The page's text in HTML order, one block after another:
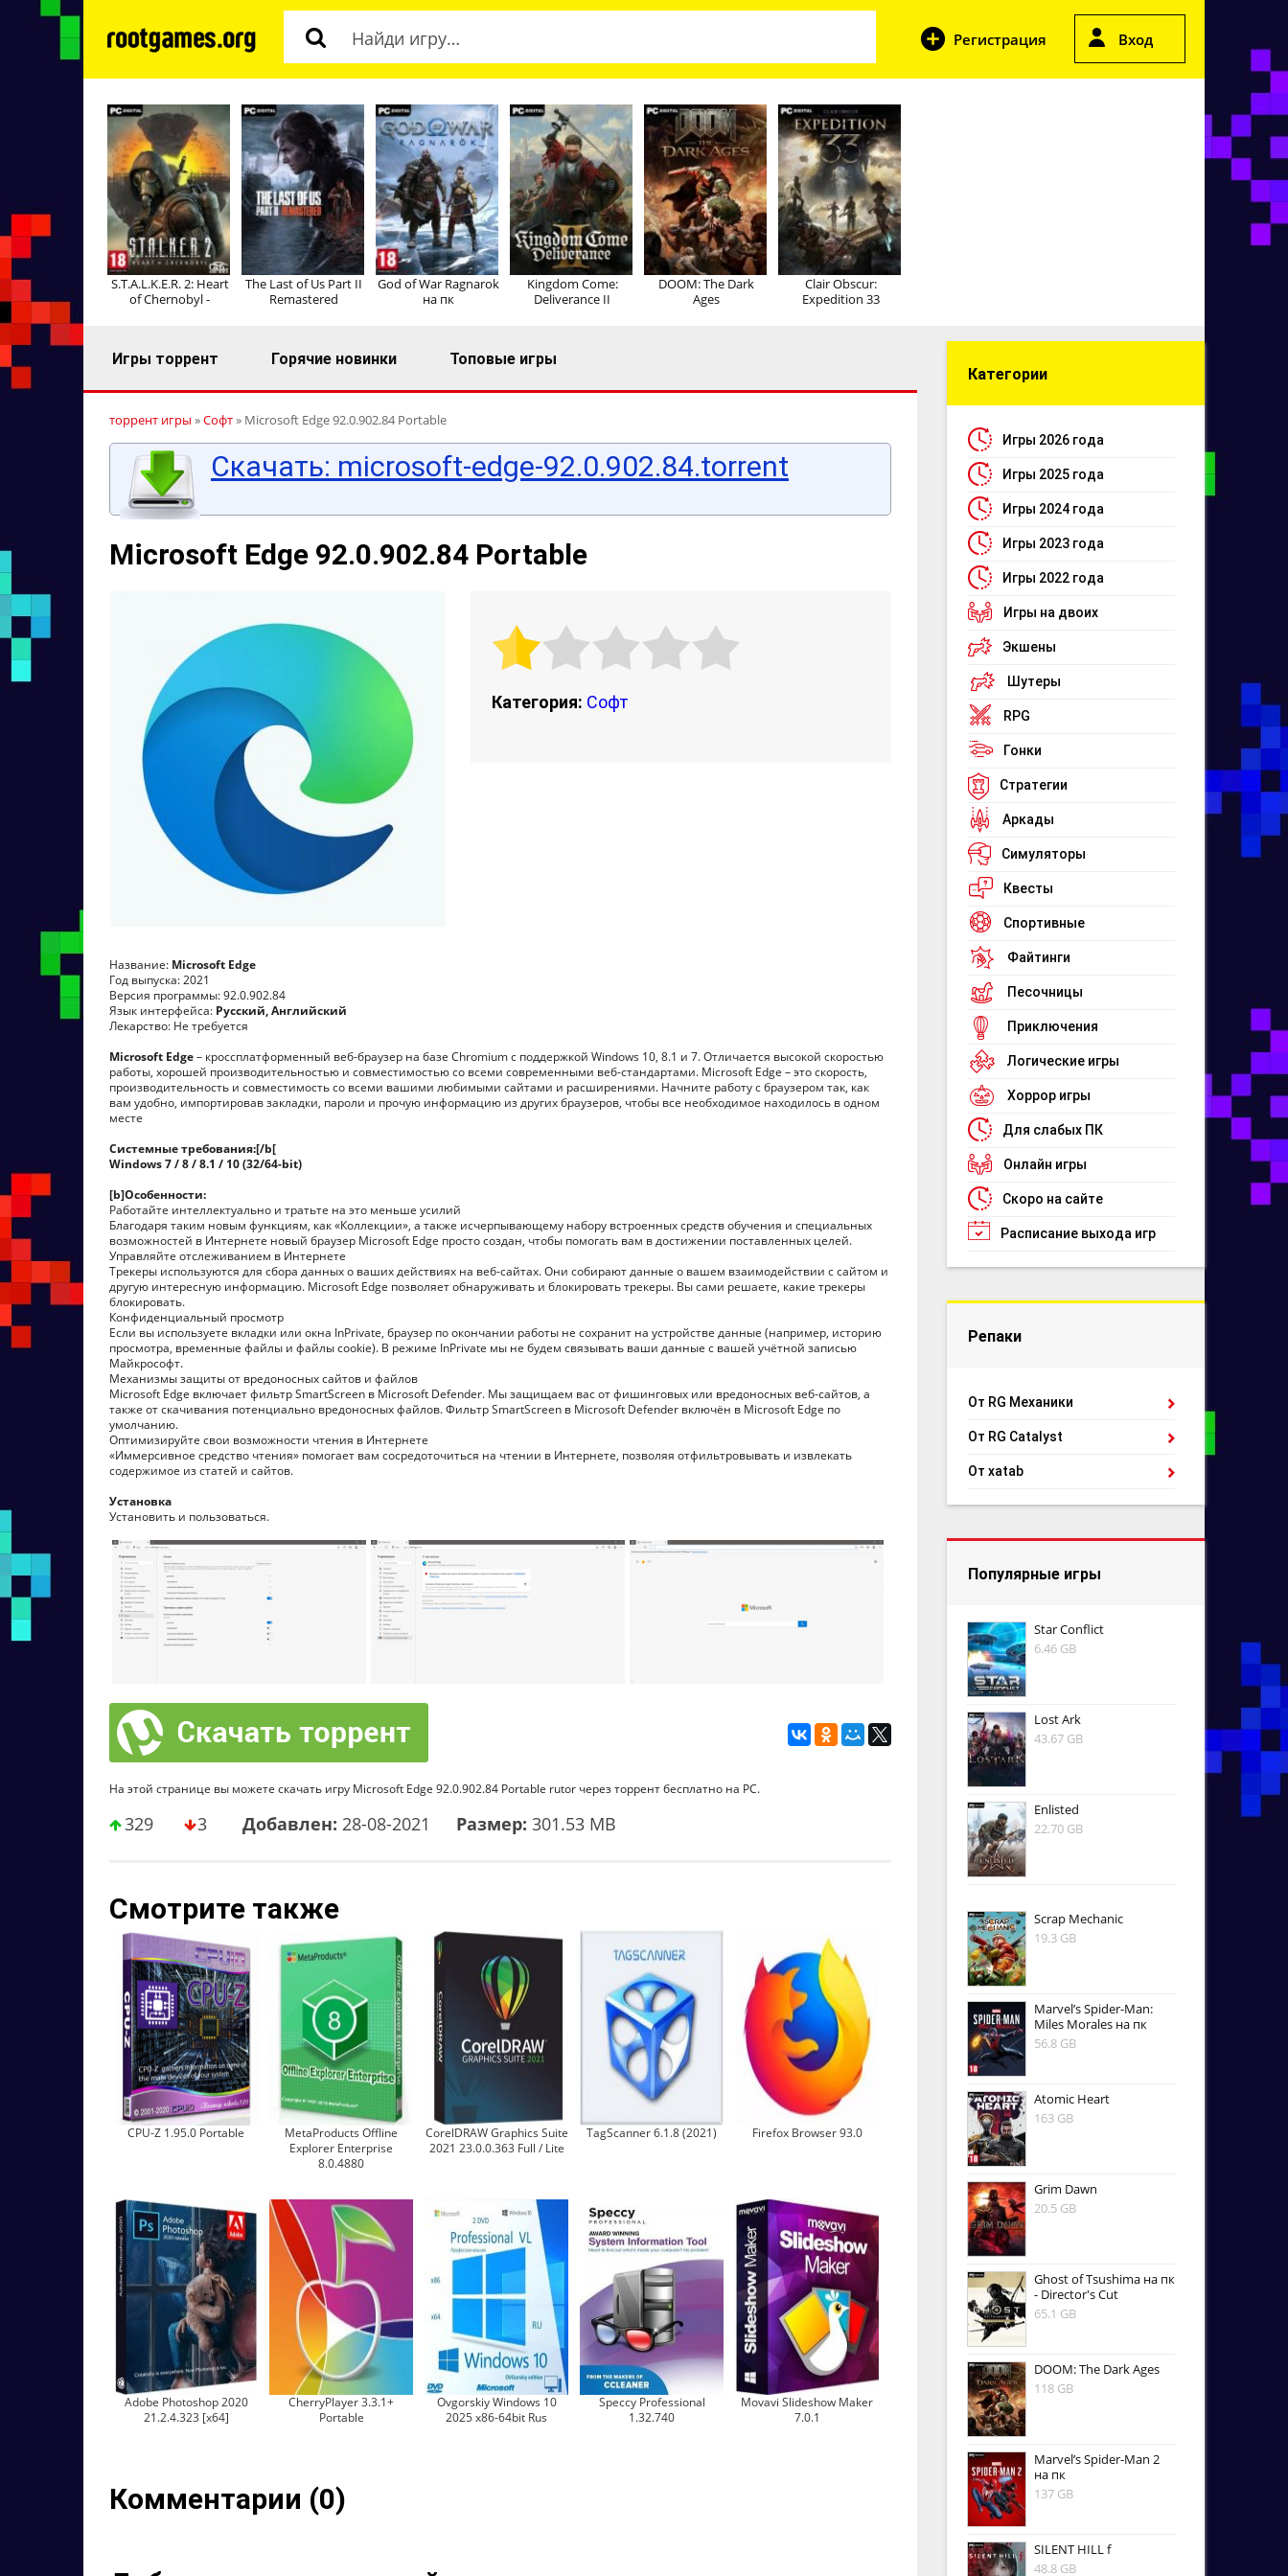
Регистрация Вход
S.T.A.L.K.E.R. 2: Heart
of Chernobyl -
The Last of Us Part II
Remastered
God of War Ragnarok
на пк
Kingdom Come:
Deliverance II
DOOM: The Dark
Ages
Clair Obscur:
Expedition 33
Игры торрент Горячие новинки Топовые игры
торрент игры »Софт» Microsoft Edge 92.0.902.84 Portable
Скачать: microsoft-edge-92.0.902.84.torrent
Microsoft Edge 92.0.902.84 Portable
Категория: Софт
Название: Microsoft Edge
Год выпуска: 2021
Версия программы: 92.0.902.84
Язык интерфейса: Русский, Английский
Лекарство: Не требуется
Microsoft Edge– кроссплатформенный веб-браузер на базе Chromium с поддержкой Windows 10, 8.1 и 7. Отличается высокой скоростью
работы, хорошей производительностью и совместимостью со всеми современными веб-стандартами. Microsoft Edge – это скорость,
производительность и совместимость со всеми вашими любимыми сайтами и расширениями. Начните работу с браузером так, как
вам удобно, импортировав закладки, пароли и прочую информацию из других браузеров, чтобы все необходимое находилось в одном
месте
Системные требования:[/b[
Windows 7 / 8 / 8.1 / 10 (32/64-bit)
[b]Особенности:
Работайте интеллектуально и тратьте на это меньше усилий
Благодаря таким новым функциям, как «Коллекции», а также исчерпывающему набору встроенных средств обучения и специальных
возможностей в Интернете новый браузер Microsoft Edge просто создан, чтобы помогать вам в достижении поставленных целей.
Управляйте отслеживанием в Интернете
Трекеры используются для сбора данных о ваших действиях на веб-сайтах. Они собирают данные о вашем взаимодействии с сайтом и
другую интересную информацию. Microsoft Edge позволяет обнаруживать и блокировать трекеры. Вы сами решаете, какие трекеры
блокировать.
Конфиденциальный просмотр
Если вы используете вкладки или окна InPrivate, браузер по окончании работы не сохранит на устройстве данные (например, историю
просмотра, временные файлы и файлы cookie). В режиме InPrivate мы не будем связывать ваши данные с вашей учётной записью
Майкрософт.
Механизмы защиты от вредоносных сайтов и файлов
Microsoft Edge включает фильтр SmartScreen в Microsoft Defender. Мы защищаем вас от фишинговых или вредоносных веб-сайтов, а
также от скачивания потенциально вредоносных файлов. Фильтр SmartScreen в Microsoft Defender включён в Microsoft Edge по
умолчанию.
Оптимизируйте свои возможности чтения в Интернете
«Иммерсивное средство чтения» помогает вам сосредоточиться на чтении в Интернете, позволяя отфильтровывать и извлекать
содержимое из статей и сайтов.
Установка
Установить и пользоваться.
На этой странице вы можете скачать игру Microsoft Edge 92.0.902.84 Portable rutor через торрент бесплатно на PC.
329 3 Добавлен: 28-08-2021 Размер: 301.53 MB
Смотрите также
CPU-Z 1.95.0 Portable
MetaProducts Offline
Explorer Enterprise
8.0.4880
CorelDRAW Graphics Suite
2021 23.0.0.363 Full / Lite
TagScanner 6.1.8 (2021) Firefox Browser 93.0
Adobe Photoshop 2020
21.2.4.323 [x64]
CherryPlayer 3.3.1+
Portable
Ovgorskiy Windows 10
2025 x86-64bit Rus
Speccy Professional
1.32.740
Movavi Slideshow Maker
7.0.1
Комментарии (0)
Категории
Игры 2026 года
Игры 2025 года
Игры 2024 года
Игры 2023 года
Игры 2022 года
Игры на двоих
Экшены
Шутеры
RPG
Гонки
Стратегии
Аркады
Симуляторы
Квесты
Спортивные
Файтинги
Песочницы
Приключения
Логические игры
Хоррор игры
Для слабых ПК
Онлайн игры
Скоро на сайте
Расписание выхода игр
Репаки
От RG Механики
От RG Catalyst
От xatab
Популярные игры
Star Conflict
6.46 GB
Lost Ark
43.67 GB
Enlisted
22.70 GB
Scrap Mechanic
19.3 GB
Marvel’s Spider-Man:
Miles Morales на пк
56.8 GB
Atomic Heart
163 GB
Grim Dawn
20.5 GB
Ghost of Tsushima на пк
- Director's Cut
65.1 GB
DOOM: The Dark Ages
118 GB
Marvel’s Spider-Man 2
на пк
137 GB
SILENT HILL f
48.8 GB